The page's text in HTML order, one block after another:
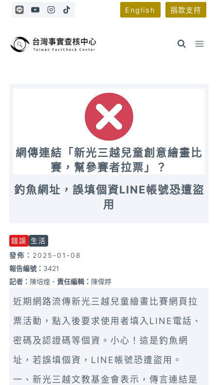
Skip
English 捐款支持
網傳連結「新光三越兒童創意繪畫比
賽，幫參賽者拉票」？
釣魚網址，誤填個資LINE帳號恐遭盜
用
錯誤
生活
發佈： 2025-01-08
報告編號 ： 3421
記者： 陳培煌、責任編輯： 陳偉婷
近期網路流傳新光三越兒童繪畫比賽網頁拉
票活動，點入後要求使用者填入LINE電話、
密碼及認證碼等個資。小心！這是釣魚網
址，若誤填個資，LINE帳號恐遭盜用。
一、新光三越文教基金會表示，傳言連結是